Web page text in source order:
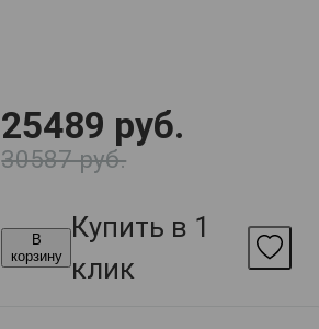
25489 руб.
30587 руб.
В
корзину
Купить в 1
клик